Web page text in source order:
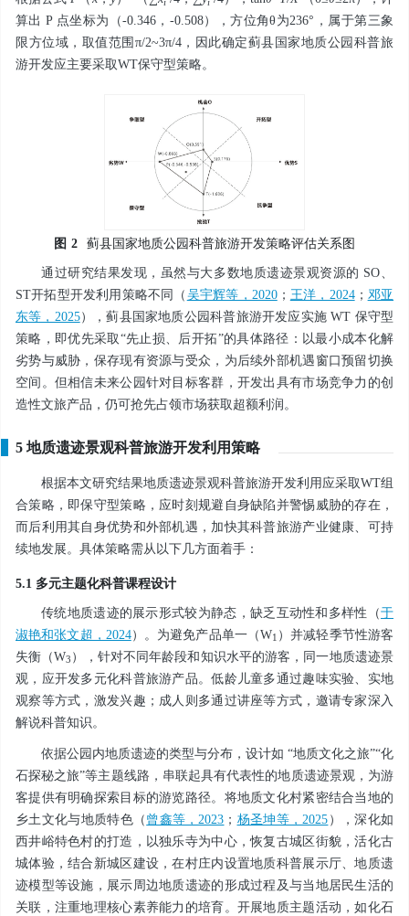
i i
算出 P 点坐标为（-0.346，-0.508），方位角θ为236°，属于第三象
限方位域，取值范围π/2~3π/4，因此确定蓟县国家地质公园科普旅
游开发应主要采取WT保守型策略。
图 2 蓟县国家地质公园科普旅游开发策略评估关系图
通过研究结果发现，虽然与大多数地质遗迹景观资源的 SO、
ST开拓型开发利用策略不同（ 吴宇辉等，2020； 王洋，2024； 邓亚
东等，2025），蓟县国家地质公园科普旅游开发应实施 WT 保守型
策略，即优先采取“先止损、后开拓”的具体路径：以最小成本化解
劣势与威胁，保存现有资源与受众，为后续外部机遇窗口预留切换
空间。但相信未来公园针对目标客群，开发出具有市场竞争力的创
造性文旅产品，仍可抢先占领市场获取超额利润。
5 地质遗迹景观科普旅游开发利用策略
根据本文研究结果地质遗迹景观科普旅游开发利用应采取WT组
合策略，即保守型策略，应时刻规避自身缺陷并警惕威胁的存在，
而后利用其自身优势和外部机遇，加快其科普旅游产业健康、可持
续地发展。具体策略需从以下几方面着手：
5.1 多元主题化科普课程设计
传统地质遗迹的展示形式较为静态，缺乏互动性和多样性（于
淑艳和张文超，2024）。为避免产品单一（W1 ）并减轻季节性游客
失衡（W3 ），针对不同年龄段和知识水平的游客，同一地质遗迹景
观，应开发多元化科普旅游产品。低龄儿童多通过趣味实验、实地
观察等方式，激发兴趣；成人则多通过讲座等方式，邀请专家深入
解说科普知识。
依据公园内地质遗迹的类型与分布，设计如 “地质文化之旅”“化
石探秘之旅”等主题线路，串联起具有代表性的地质遗迹景观，为游
客提供有明确探索目标的游览路径。将地质文化村紧密结合当地的
乡土文化与地质特色（ 曾鑫等，2023 ； 杨圣坤等，2025 ），深化如
西井峪特色村的打造，以独乐寺为中心，恢复古城区街貌，活化古
城体验，结合新城区建设，在村庄内设置地质科普展示厅、地质遗
迹模型等设施，展示周边地质遗迹的形成过程及与当地居民生活的
关联，注重地理核心素养能力的培育。开展地质主题活动，如化石